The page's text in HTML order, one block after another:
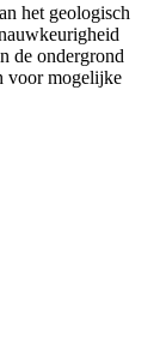
het geologisch
de ondergrond
voor mogelijke